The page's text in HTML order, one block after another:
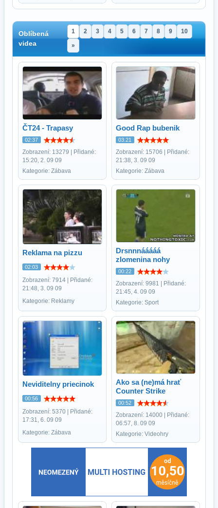
Oblíbená
videa
1 2 3 4 5 6 7 8 9 10
»
ČT24 - Trapasy
02:37
Zobrazení: 13279 | Přidané:
15:20, 2. 09 09
Kategorie: Zábava
Good Rap bubenik
03:21
Zobrazení: 15706 | Přidané:
21:38, 3. 09 09
Kategorie: Zábava
Reklama na pizzu
02:03
Zobrazení: 7914 | Přidané:
21:48, 3. 09 09
Kategorie: Reklamy
Drsnnnááááá
zlomenina nohy
00:22
Zobrazení: 9981 | Přidané:
21:45, 4. 09 09
Kategorie: Sport
Neviditelny priecinok
00:56
Zobrazení: 5370 | Přidané:
17:31, 6. 09 09
Kategorie: Zábava
Ako sa (ne)má hrať
Counter Strike
00:52
Zobrazení: 14000 | Přidané:
06:57, 8. 09 09
Kategorie: Videohry